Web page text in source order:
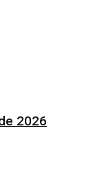
2026